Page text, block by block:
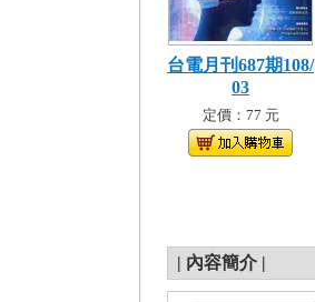
台電月刊687期108/
03
定價：77 元
| 內容簡介 |